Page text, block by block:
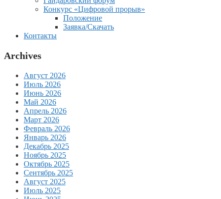
Конкурс «Цифровой прорыв»
Положение
Заявка/Скачать
Контакты
Archives
Август 2026
Июль 2026
Июнь 2026
Май 2026
Апрель 2026
Март 2026
Февраль 2026
Январь 2026
Декабрь 2025
Ноябрь 2025
Октябрь 2025
Сентябрь 2025
Август 2025
Июль 2025